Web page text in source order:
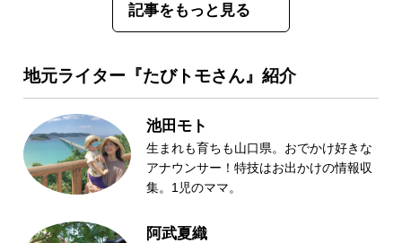
記事をもっと見る
地元ライター『たびトモさん』紹介
池田モト
生まれも育ちも山口県。おでかけ好きな
アナウンサー！特技はお出かけの情報収
集。1児のママ。
阿武夏織